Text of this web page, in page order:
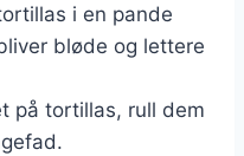
i en pande
bløde og lettere
på tortillas, rull dem